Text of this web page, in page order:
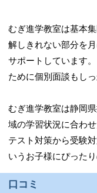
むぎ進学教室は基本
解しきれない部分を
サポートしています
ために個別面談もし
むぎ進学教室は静岡
域の学習状況に合わ
テスト対策から受験
いうお子様にぴった
口コミ